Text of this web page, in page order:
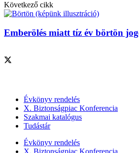
Következő cikk
Emberölés miatt tíz év börtön
Évkönyv rendelés
X. Biztonságpiac Konferencia
Szakmai katalógus
Tudástár
Évkönyv rendelés
X. Biztonságpiac Konferencia